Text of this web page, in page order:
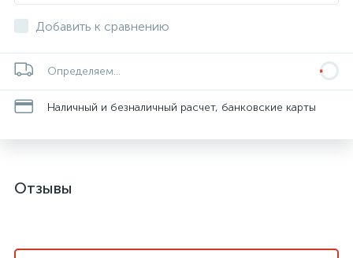
Добавить к сравнению
Определяем...
Наличный и безналичный расчет, банковские карты
Отзывы